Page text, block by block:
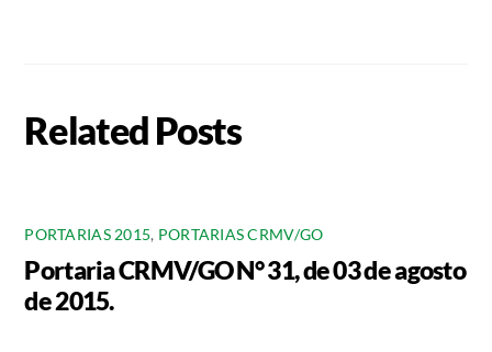
Related Posts
PORTARIAS 2015, PORTARIAS CRMV/GO
Portaria CRMV/GO N° 31, de 03 de agosto
de 2015.